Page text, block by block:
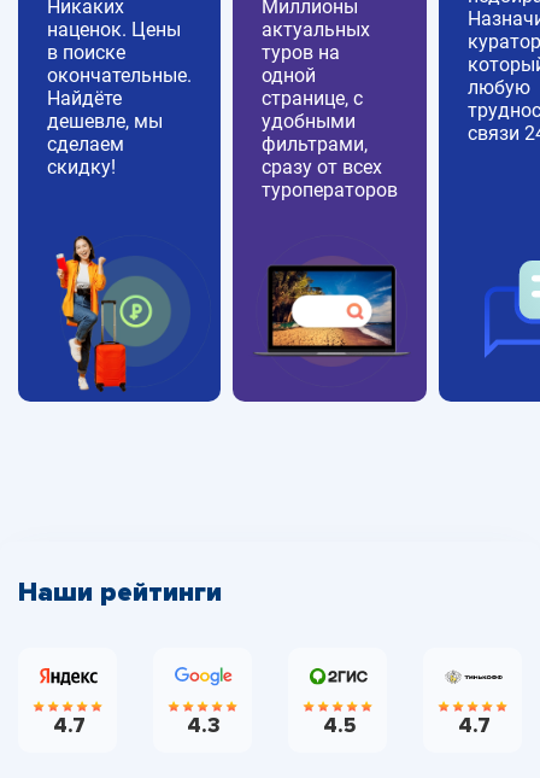
Никаких
наценок. Цены
в поиске
окончательные.
Найдёте
дешевле, мы
сделаем
скидку!
Миллионы
актуальных
туров на
одной
странице, с
удобными
фильтрами,
сразу от всех
туроператоров
любую
связи
Наши рейтинги
4.7 4.3 4.5 4.7